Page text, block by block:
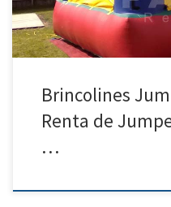
Brincolines
Renta de
…